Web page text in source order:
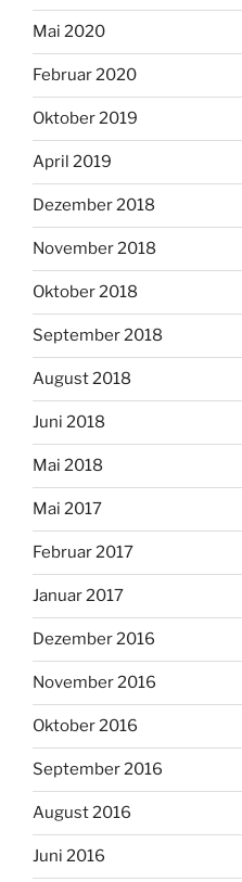
Mai 2020
Februar 2020
Oktober 2019
April 2019
Dezember 2018
November 2018
Oktober 2018
September 2018
August 2018
Juni 2018
Mai 2018
Mai 2017
Februar 2017
Januar 2017
Dezember 2016
November 2016
Oktober 2016
September 2016
August 2016
Juni 2016